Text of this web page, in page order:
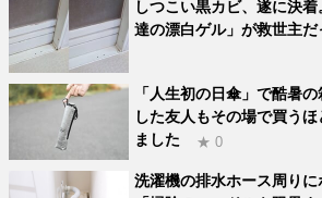
しつこい黒カビ、遂に決
達の漂白ゲル」が救世主だ
「人生初の日傘」で酷暑
した友人もその場で買う
ました
★ 0
洗濯機の排水ホース周りに